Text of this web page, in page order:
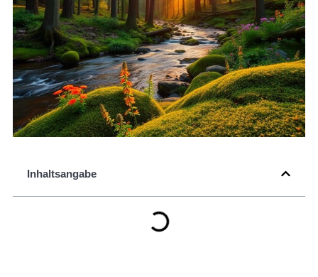
Inhaltsangabe